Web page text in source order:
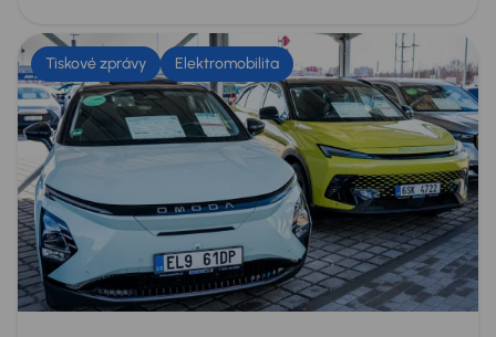
4 310 vozů, meziročně o 359 aut víc, tedy o 9
procent. SUV tvořila o pětinu víc než loni, zatímco
kombi se prodalo o 3 procenta méně. Nejrychleji
rostla dražší auta: v rozmezí 800 až 999 tisíc korun
se prodalo o 29 procent více aut a nad milion o 23
procent. Nejprodávanějším přesto zůstává Škoda
Octavia.
Tiskové zprávy Elektromobilita